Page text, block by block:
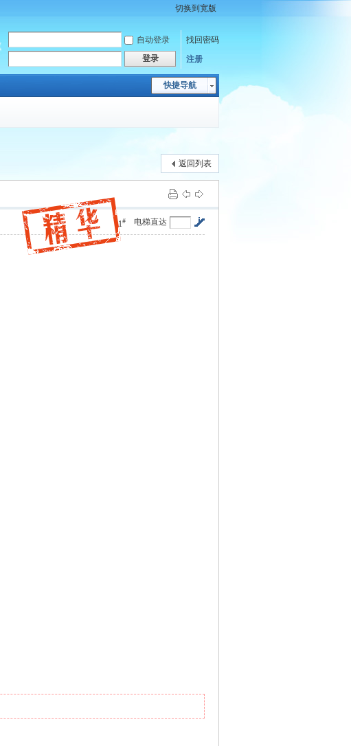
切换到宽版
自动登录
找回密码
登录 注册
快捷导航
返回列表
电梯直达
1#